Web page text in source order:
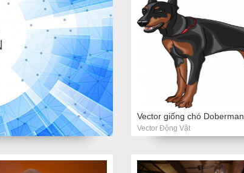
Vector Động Vật